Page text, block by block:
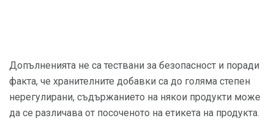
Допълненията не са тествани за безопасност и поради
факта, че хранителните добавки са до голяма степен
нерегулирани, съдържанието на някои продукти може
да се различава от посоченото на етикета на продукта.